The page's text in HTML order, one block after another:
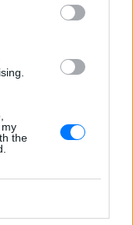
the
των γυναικών